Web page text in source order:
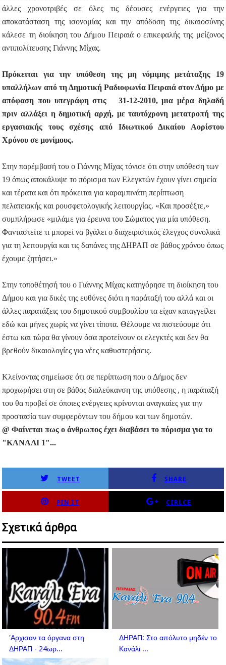
άλλες χρονοτριβές σε όλες τις δέουσες ενέργειες για την
αποκατάσταση της ισονομίας και την απόδοση της δικαιοσύνης
κάλεσε τη διοίκηση του Δήμου Πειραιά ο επικεφαλής της μείζονος
αντιπολίτευσης Γιάννης Μίχας.
Πρόκειται για την υπόθεση της μη νόμιμης μετάταξης 19
υπαλλήλων από τη Δημοτική Ραδιοφωνία Πειραιά στον Δήμο με
απόφαση που υπεγράφη στις 31-12-2010, μια μέρα δηλαδή
πριν αλλάξει η δημοτική αρχή, με ταυτόχρονη μετατροπή της
εργασιακής τους σχέσης από Ιδιωτικού Δικαίου Αορίστου
Χρόνου σε μονίμους.
Στην παρέμβασή του ο Γιάννης Μίχας τόνισε ότι στην υπόθεση των
19 όπως αποκάλυψε το πόρισμα των Ελεγκτών έχουν γίνει σημεία
και τέρατα και ότι πρόκειται για καραμπινάτη περίπτωση
πελατειακής και ρουσφετολογικής λειτουργίας. «Και προσέξτε,»
συμπλήρωσε «μιλάμε για έρευνα του Σώματος για μία υπόθεση.
Φανταστείτε τι μπορεί να βγάλει ο διαχειριστικός έλεγχος συνολικά
για τη λειτουργία και τις δαπάνες της ΔΗΡΑΠ σε βάθος χρόνου όπως
έχουμε ζητήσει.»
Στην τοποθέτησή του ο Γιάννης Μίχας κατηγόρησε τη διοίκηση του
Δήμου και για δικές της ευθύνες διότι η παράταξή του αλλά και οι
άλλες παρατάξεις του δημοτικού συμβουλίου τα είχαν καταγγείλει
εδώ και μήνες χωρίς να γίνει τίποτα. Θέλουμε να πιστεύουμε ότι
έστω και τώρα θα γίνουν όσα προτείνουν οι ελεγκτές και δεν θα
βρεθούν δικαιολογίες για νέες καθυστερήσεις.
Κλείνοντας σημείωσε ότι σε περίπτωση που ο Δήμος δεν
προχωρήσει στη σε βάθος διαλεύκανση της υπόθεσης , η παράταξή
του θα προβεί σε όποιες ενέργειες κρίνονται αναγκαίες για την
προστασία των συμφερόντων του δήμου και των δημοτών.
@ Φαίνεται πως ο άνθρωπος έχει διαβάσει το πόρισμα για το
"ΚΑΝΑΛΙ 1"...
TWEET SHARE
PIN IT CIRLCE
Σχετικά άρθρα
'Αρχισαν τα όργανα στη
ΔΗΡΑΠ - 24ωρ...
ΔΗΡΑΠ: Στο απόλυτο μηδέν το
Κανάλι ...